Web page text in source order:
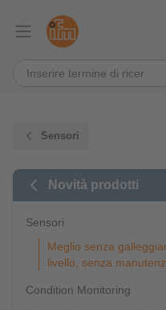
Sensori
Novità prodotti
Sensori
Meglio senza
livello, senza
Condition Monitoring